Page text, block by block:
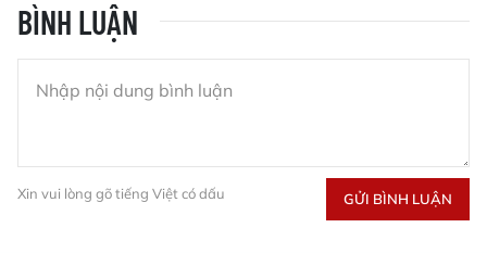
BÌNH LUẬN
Xin vui lòng gõ tiếng Việt có dấu GỬI BÌNH LUẬN